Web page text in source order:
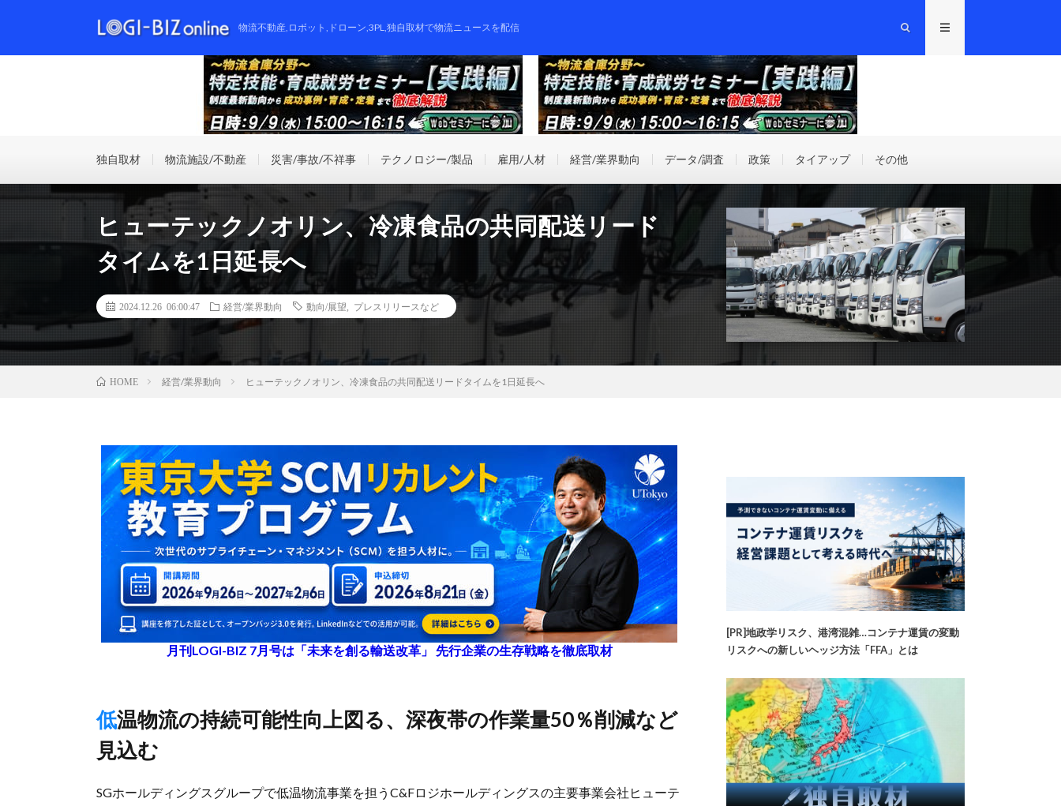
物流不動産,ロボット,ドローン,3PL,独自取材で物流ニュースを配信
独自取材 物流施設/不動産 災害/事故/不祥事 テクノロジー/製品 雇用/人材 経営/業界動向 データ/調査 政策 タイアップ その他
ヒューテックノオリン、冷凍食品の共同配送リード
タイムを1日延長へ
2024.12.26 06:00:47 経営/業界動向 動向/展望 プレスリリースなど
HOME 経営/業界動向 ヒューテックノオリン、冷凍食品の共同配送リードタイムを1日延長へ
月刊LOGI-BIZ 7月号は「未来を創る輸送改革」 先行企業の生存戦略を徹底取材
低温物流の持続可能性向上図る、深夜帯の作業量50％削減など
見込む
SGホールディングスグループで低温物流事業を担うC&Fロジホールディングスの主要事業会社ヒューテ
[PR]地政学リスク、港湾混雑…コンテナ運賃の変動
リスクへの新しいヘッジ方法「FFA」とは